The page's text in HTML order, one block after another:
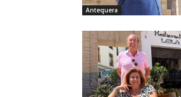
Antequera